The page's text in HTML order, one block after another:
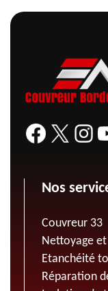
Nos
Couvreur 33
Nettoyage
Etanchéité
Réparation